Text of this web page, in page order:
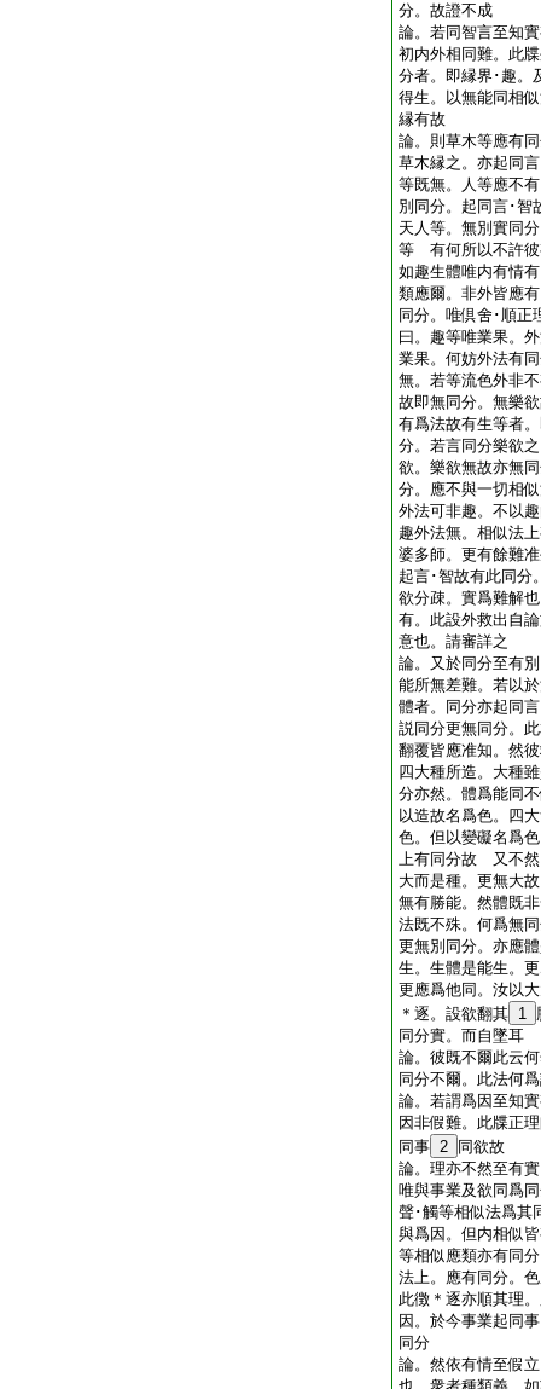
分。故證不成
論。若同智言至知
初内外相同難。此
分者。即縁界･趣。
得生。以無能同相
縁有故
論。則草木等應有
草木縁之。亦起同
等既無。人等應不
別同分。起同言･
天人等。無別實同
等 有何所以不許
如趣生體唯内有情
類應爾。非外皆應
同分。唯倶舍･順
曰。趣等唯業果。
業果。何妨外法有
無。若等流色外非
故即無同分。無樂
有爲法故有生等者
分。若言同分樂欲
欲。樂欲無故亦無
分。應不與一切相
外法可非趣。不以
趣外法無。相似法
婆多師。更有餘難
起言･智故有此同分
欲分疎。實爲難解
有。此設外救出自
意也。請審詳之
論。又於同分至有
能所無差難。若以
體者。同分亦起同
説同分更無同分。
翻覆皆應准知。然
四大種所造。大種
分亦然。體爲能同
以造故名爲色。四
色。但以變礙名爲
上有同分故 又不然
大而是種。更無大
無有勝能。然體既
法既不殊。何爲無
更無別同分。亦應
生。生體是能生。
更應爲他同。汝以
＊逐。設欲翻其 1
同分實。而自墜耳
論。彼既不爾此云
同分不爾。此法何
論。若謂爲因至知
因非假難。此牒正
同事 2
同欲故
論。理亦不然至有
唯與事業及欲同爲
聲･觸等相似法爲其
與爲因。但内相似
等相似應類亦有同
法上。應有同分。
此徴＊逐亦順其理
因。於今事業起同
同分
論。然依有情至假